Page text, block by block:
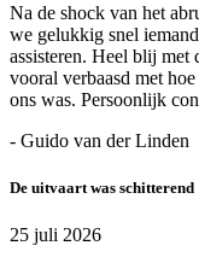
Na de shock van het
we gelukkig snel
assisteren. Heel blij met
vooral verbaasd met
ons was. Persoonlijk
- Guido van der Linden
De uitvaart was schitterend
25 juli 2026